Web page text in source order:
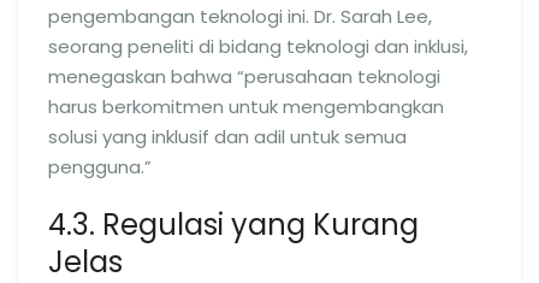
pengembangan teknologi ini. Dr. Sarah Lee,
seorang peneliti di bidang teknologi dan inklusi,
menegaskan bahwa “perusahaan teknologi
harus berkomitmen untuk mengembangkan
solusi yang inklusif dan adil untuk semua
pengguna.”
4.3. Regulasi yang Kurang
Jelas